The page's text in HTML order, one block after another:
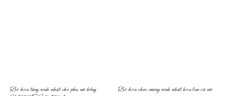
Bó hoa tặng sinh nhật cho phụ nữ hồng
Bó hoa chúc mừng sinh nhật hoa lan vũ nữ